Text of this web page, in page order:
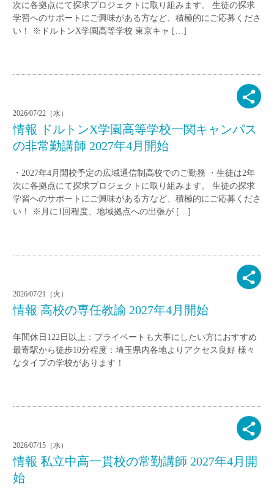
次に各拠点にて探求プロジェクトに取り組みます。 生徒の探求
学習へのサポートにご興味がある方など、積極的にご応募くださ
い！ ※ドルトンX学園高等学校 東京キャ […]
2026/07/22（水）
情報 ドルトンX学園高等学校一関キャンパス
の非常勤講師 2027年4月開始
・2027年4月開校予定の広域通信制高校でのご勤務 ・生徒は2年
次に各拠点にて探求プロジェクトに取り組みます。 生徒の探求
学習へのサポートにご興味がある方など、積極的にご応募くださ
い！ ※月に1回程度、地域拠点への出張が […]
2026/07/21（火）
情報 高校の専任教諭 2027年4月開始
年間休日122日以上：プライベートも大事にしたい方におすすめ
最寄駅から徒歩10分程度：埼玉県内各地よりアクセス良好 様々
なタイプの学校があります！
2026/07/15（水）
情報 私立中高一貫校の常勤講師 2027年4月開
始